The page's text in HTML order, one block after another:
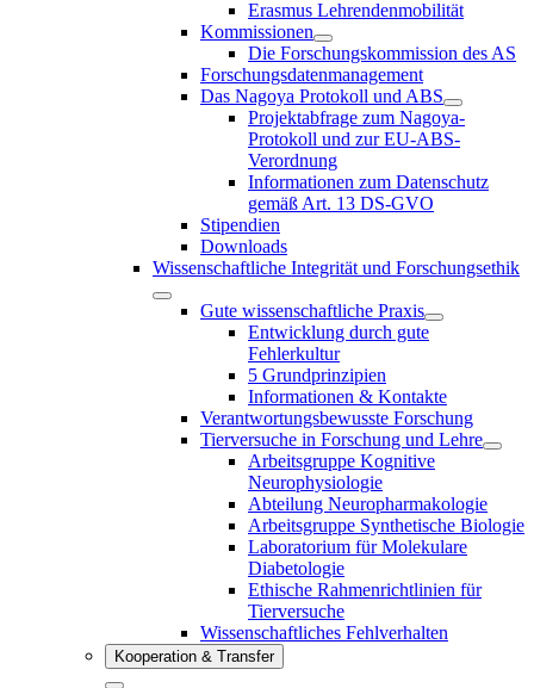
Erasmus Lehrendenmobilität
Kommissionen
Die Forschungskommission des AS
Forschungsdatenmanagement
Das Nagoya Protokoll und ABS
Projektabfrage zum Nagoya-
Protokoll und zur EU-ABS-
Verordnung
Informationen zum Datenschutz
gemäß Art. 13 DS-GVO
Stipendien
Downloads
Wissenschaftliche Integrität und Forschungsethik
Gute wissenschaftliche Praxis
Entwicklung durch gute
Fehlerkultur
5 Grundprinzipien
Informationen & Kontakte
Verantwortungsbewusste Forschung
Tierversuche in Forschung und Lehre
Arbeitsgruppe Kognitive
Neurophysiologie
Abteilung Neuropharmakologie
Arbeitsgruppe Synthetische Biologie
Laboratorium für Molekulare
Diabetologie
Ethische Rahmenrichtlinien für
Tierversuche
Wissenschaftliches Fehlverhalten
Kooperation & Transfer